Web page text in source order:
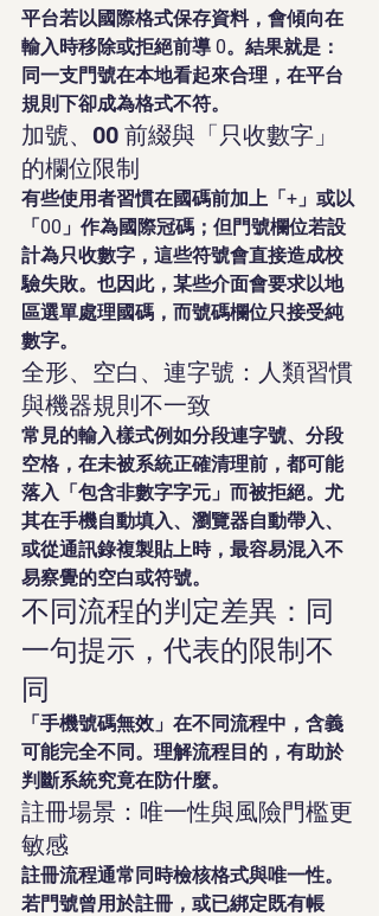
平台若以國際格式保存資料，會傾向在
輸入時移除或拒絕前導 0。結果就是：
同一支門號在本地看起來合理，在平台
規則下卻成為格式不符。
加號、00 前綴與「只收數字」
的欄位限制
有些使用者習慣在國碼前加上「+」或以
「00」作為國際冠碼；但門號欄位若設
計為只收數字，這些符號會直接造成校
驗失敗。也因此，某些介面會要求以地
區選單處理國碼，而號碼欄位只接受純
數字。
全形、空白、連字號：人類習慣
與機器規則不一致
常見的輸入樣式例如分段連字號、分段
空格，在未被系統正確清理前，都可能
落入「包含非數字字元」而被拒絕。尤
其在手機自動填入、瀏覽器自動帶入、
或從通訊錄複製貼上時，最容易混入不
易察覺的空白或符號。
不同流程的判定差異：同
一句提示，代表的限制不
同
「手機號碼無效」在不同流程中，含義
可能完全不同。理解流程目的，有助於
判斷系統究竟在防什麼。
註冊場景：唯一性與風險門檻更
敏感
註冊流程通常同時檢核格式與唯一性。
若門號曾用於註冊，或已綁定既有帳